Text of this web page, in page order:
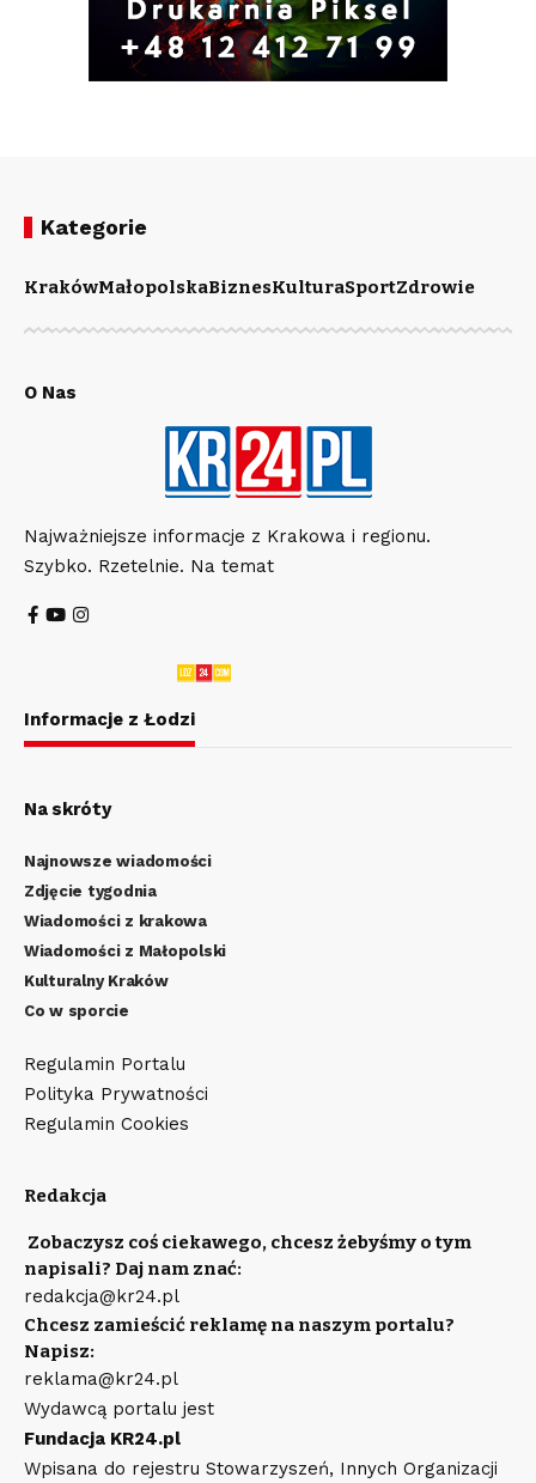
Kategorie
KrakówMałopolskaBiznesKulturaSportZdrowie
O Nas
Najważniejsze informacje z Krakowa i regionu.
Szybko. Rzetelnie. Na temat
Informacje z Łodzi
Na skróty
Najnowsze wiadomości
Zdjęcie tygodnia
Wiadomości z krakowa
Wiadomości z Małopolski
Kulturalny Kraków
Co w sporcie
Regulamin Portalu
Polityka Prywatności
Regulamin Cookies
Redakcja
Zobaczysz coś ciekawego, chcesz żebyśmy o tym
napisali? Daj nam znać:
redakcja@kr24.pl
Chcesz zamieścić reklamę na naszym portalu?
Napisz:
reklama@kr24.pl
Wydawcą portalu jest
Fundacja KR24.pl
Wpisana do rejestru Stowarzyszeń, Innych Organizacji